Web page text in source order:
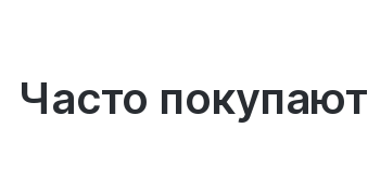
Часто покупают